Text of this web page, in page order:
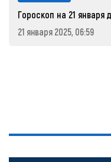
Гороскоп на 21 января
21 января 2025, 06:59